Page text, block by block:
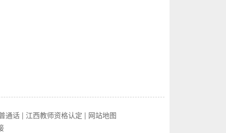
通话 | 江西教师资格认定 | 网站地图